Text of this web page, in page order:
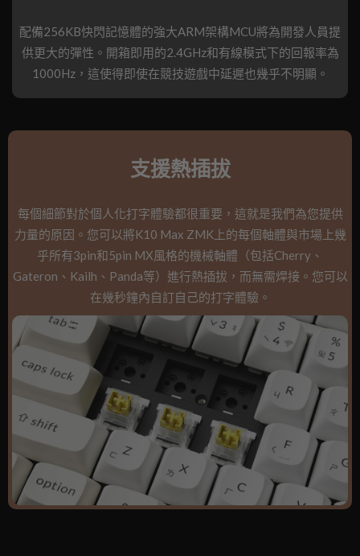
配備256KB快閃記憶體的強大ARM架構MCU將為開發人員提
供更大的彈性。開箱即用的2.4GHz和有線模式下的回報率為
1000Hz，這使得即使在競技遊戲中延遲也幾乎不明顯。
支援熱插拔
每個細節對於個人化打字體驗都很重要，這就是我們為您提供
力量的原因。您可以將K10 Max ZMK上的每個軸體與市場上幾
乎所有3pin和5pin MX風格的機械軸體（包括Cherry、
Gateron、Kailh、Panda等）進行熱插拔，而無需焊接。您可以
在幾秒鐘內自訂自己的打字體驗。